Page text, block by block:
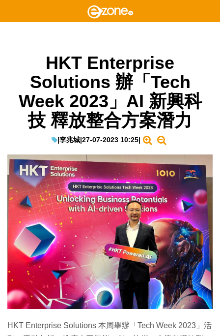
HKT Enterprise
Solutions 辦「Tech
Week 2023」AI 新興科
技 釋放整合方案潛力
|李兆城|27-07-2023 10:25|
HKT Enterprise Solutions 本周舉辦「Tech Week 2023」活